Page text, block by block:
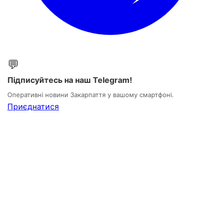
💬
Підписуйтесь на наш Telegram!
Оперативні новини Закарпаття у вашому смартфоні.
Приєднатися